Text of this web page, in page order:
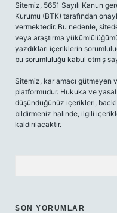
Sitemiz, 5651 Sayılı Kanun
Kurumu (BTK) tarafından
vermektedir. Bu nedenle,
veya araştırma
yazdıkları içeriklerin
bu sorumluluğu kabul etmiş
Sitemiz, kar amacı gütmeyen
platformudur. Hukuka ve
düşündüğünüz içerikleri,
bildirmeniz halinde, ilgili
kaldırılacaktır.
SON YORUMLAR